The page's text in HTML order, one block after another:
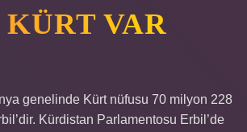
VAR
genelinde Kürt nüfusu 70 milyon 228
Kürdistan Parlamentosu Erbil’de